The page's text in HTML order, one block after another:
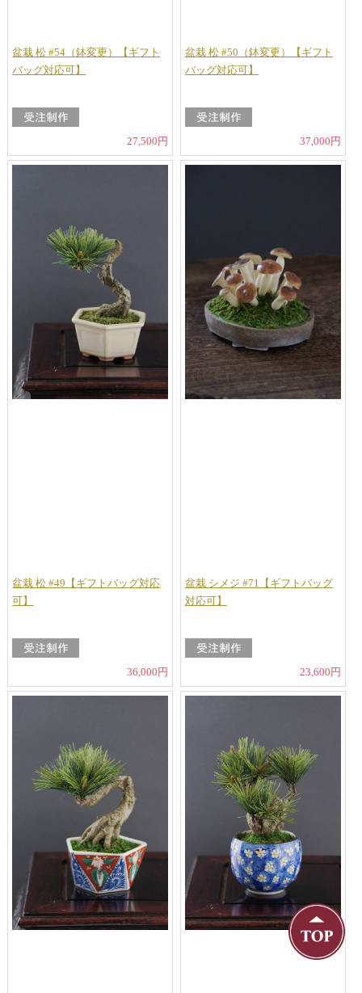
盆栽 松 #54（鉢変更）【ギフト
バッグ対応可】
27,500円
盆栽 松 #50（鉢変更）【ギフト
バッグ対応可】
37,000円
盆栽 松 #49【ギフトバッグ対応
可】
36,000円
盆栽 シメジ #71【ギフトバッグ
対応可】
23,600円